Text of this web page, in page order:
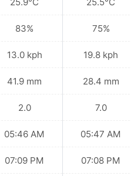
83%
13.0 kph
41.9 mm
2.0
05:46 AM
07:09 PM
75%
19.8 kph
28.4 mm
7.0
05:47 AM
07:08 PM